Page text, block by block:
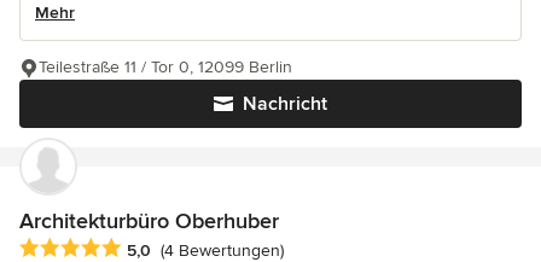
Mehr
Nachricht
Teilestraße 11 / Tor 0, 12099 Berlin
Architekturbüro Oberhuber
Durchschnittliche Bewertung: 5 von 5 Sternen
5,0 (4 Bewertungen)